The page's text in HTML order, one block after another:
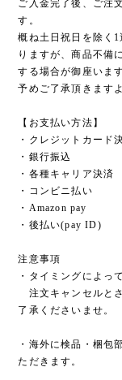
ご入金完了後、ご注
す。
概ね土日祝日を除く
りますが、商品不備
する場合が御座います
予めご了承頂きます
【お支払い方法】
・クレジットカード
・銀行振込
・各種キャリア決済
・コンビニ払い
・Amazon pay
・後払い(pay ID)
注意事項
・タイミングによっ
注文キャンセルと
了承くださいませ。
・海外に検品・梱包
ただきます。